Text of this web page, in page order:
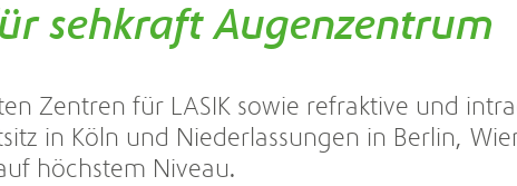
sehkraft Augenzentrum
Zentren für LASIK sowie refraktive und
in Köln und Niederlassungen in Berlin,
höchstem Niveau.